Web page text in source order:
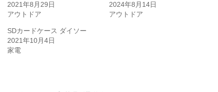
2021年8月29日
アウトドア
2024年8月14日
アウトドア
SDカードケース ダイソー
2021年10月4日
家電